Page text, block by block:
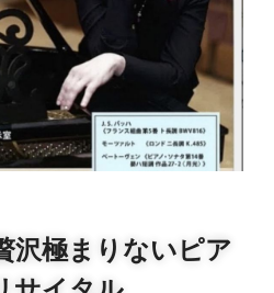
沢極まりないピア